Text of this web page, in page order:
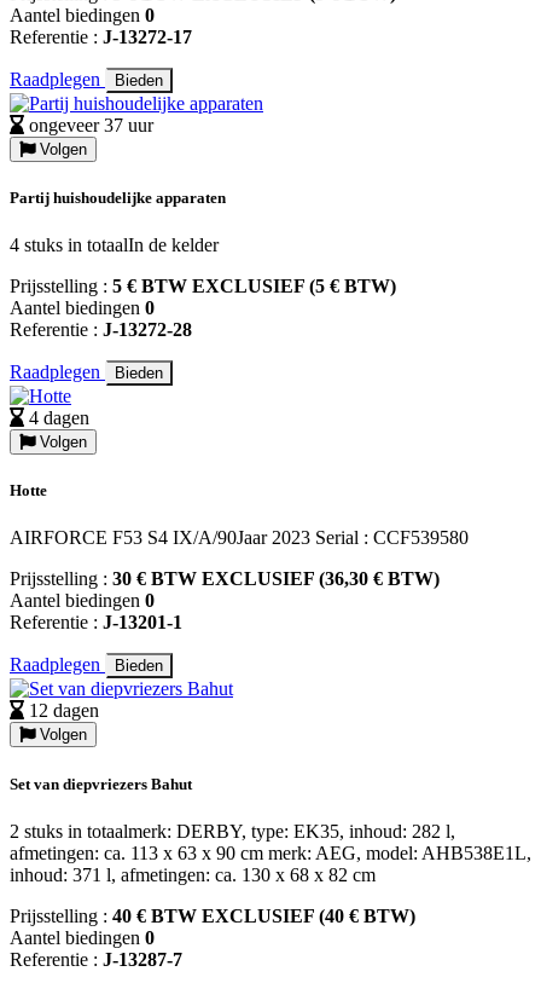
Aantel biedingen 0
Referentie : J-13272-17
Raadplegen Bieden
ongeveer 37 uur
Volgen
Partij huishoudelijke apparaten
4 stuks in totaalIn de kelder
Prijsstelling : 5 € BTW EXCLUSIEF (5 € BTW)
Aantel biedingen 0
Referentie : J-13272-28
Raadplegen Bieden
4 dagen
Volgen
Hotte
AIRFORCE F53 S4 IX/A/90Jaar 2023 Serial : CCF539580
Prijsstelling : 30 € BTW EXCLUSIEF (36,30 € BTW)
Aantel biedingen 0
Referentie : J-13201-1
Raadplegen Bieden
12 dagen
Volgen
Set van diepvriezers Bahut
2 stuks in totaalmerk: DERBY, type: EK35, inhoud: 282 l,
afmetingen: ca. 113 x 63 x 90 cm merk: AEG, model: AHB538E1L,
inhoud: 371 l, afmetingen: ca. 130 x 68 x 82 cm
Prijsstelling : 40 € BTW EXCLUSIEF (40 € BTW)
Aantel biedingen 0
Referentie : J-13287-7